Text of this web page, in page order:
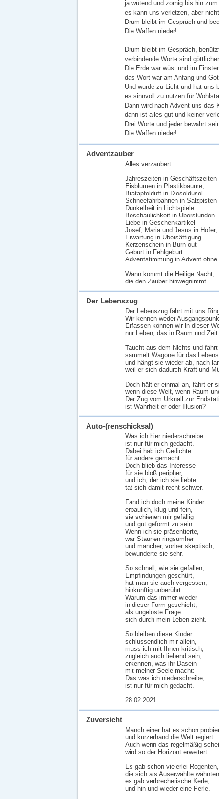
ja wütend und zornig bis hin
es kann uns verletzen, aber
Drum bleibt im Gespräch und
Die Waffen nieder!
Drum bleibt im Gespräch,
verbindende Worte sind
Die Erde war wüst und im
das Wort war am Anfang und
Und wurde zu Licht und hat uns
es sinnvoll zu nutzen für
Dann wird nach Advent uns das
dann ist alles gut und keiner
Drei Worte und jeder bewahrt
Die Waffen nieder!
Adventzauber
Alles verzaubert:
Jahreszeiten in Geschäftszeiten
Eisblumen in Plastikbäume,
Bratapfelduft in Dieseldusel
Schneefahrbahnen in Salzpisten
Dunkelheit in Lichtspiele
Beschaulichkeit in Überstunden
Liebe in Geschenkartikel
Josef, Maria und Jesus in
Erwartung in Übersättigung
Kerzenschein in Burn out
Geburt in Fehlgeburt
Adventstimmung in Advent
Wann kommt die Heilige Nacht,
die den Zauber hinwegnimmt ...
Der Lebenszug
Der Lebenszug fährt mit uns
Wir kennen weder
Erfassen können wir in dieser
nur Leben, das in Raum und
Taucht aus dem Nichts und
sammelt Wagone für das
und hängt sie wieder ab, nach
weil er sich dadurch Kraft und
Doch hält er einmal an, fährt er
wenn diese Welt, wenn Raum
Der Zug vom Urknall zur
ist Wahrheit er oder Illusion?
Auto-(renschicksal)
Was ich hier niederschreibe
ist nur für mich gedacht.
Dabei hab ich Gedichte
für andere gemacht.
Doch blieb das Interesse
für sie bloß peripher,
und ich, der ich sie liebte,
tat sich damit recht schwer.
Fand ich doch meine Kinder
erbaulich, klug und fein,
sie schienen mir gefällig
und gut geformt zu sein.
Wenn ich sie präsentierte,
war Staunen ringsumher
und mancher, vorher skeptisch,
bewunderte sie sehr.
So schnell, wie sie gefallen,
Empfindungen geschürt,
hat man sie auch vergessen,
hinkünftig unberührt.
Warum das immer wieder
in dieser Form geschieht,
als ungelöste Frage
sich durch mein Leben zieht.
So bleiben diese Kinder
schlussendlich mir allein,
muss ich mit Ihnen kritisch,
zugleich auch liebend sein,
erkennen, was ihr Dasein
mit meiner Seele macht:
Das was ich niederschreibe,
ist nur für mich gedacht.
28.02.2021
Zuversicht
Manch einer hat es schon
und kurzerhand die Welt regiert.
Auch wenn das regelmäßig
wird so der Horizont erweitert.
Es gab schon vielerlei Regenten,
die sich als Auserwählte
es gab verbrecherische Kerle,
und hin und wieder eine Perle.